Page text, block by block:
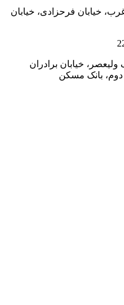
خیابان فرحزادی، خیابان
خیابان برادران
دوم، بانک مسکن